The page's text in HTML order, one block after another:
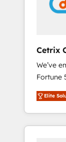
Cetrix
We’ve
Fortune
and
With
Elite